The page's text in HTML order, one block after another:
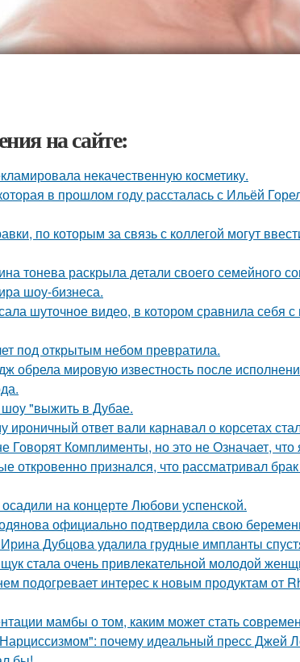
на сайте:
некачественную косметику.
в прошлом году рассталась с Ильёй
по которым за связь с коллегой могут
тонева раскрыла детали своего семейного
шоу-бизнеса.
шуточное видео, в котором сравнила себя
под открытым небом превратила.
обрела мировую известность после
"выжить в Дубае.
ответ вали карнавал о корсетах
Говорят Комплименты, но это не Означает,
откровенно признался, что рассматривал
на концерте Любови успенской.
официально подтвердила свою
Дубцова удалила грудные импланты
стала очень привлекательной молодой
подогревает интерес к новым продуктам от
мамбы о том, каким может стать
почему идеальный пресс Джей